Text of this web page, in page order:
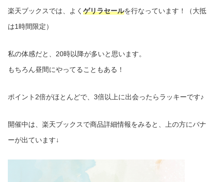
楽天ブックスでは、よく ゲリラセールを行なっています！（大抵
は1時間限定）
私の体感だと、20時以降が多いと思います。
もちろん昼間にやってることもある！
ポイント2倍がほとんどで、3倍以上に出会ったらラッキーです♪
開催中は、楽天ブックスで商品詳細情報をみると、上の方にバナ
ーが出ています↓